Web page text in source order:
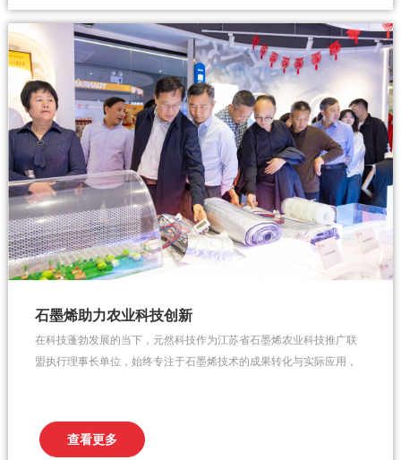
石墨烯助力农业科技创新
在科技蓬勃发展的当下，元然科技作为江苏省石墨烯农业科技推广联
盟执行理事长单位，始终专注于石墨烯技术的成果转化与实际应用，
嘉宾参观元然科技的展厅，共同探讨石墨烯技术在农业领域的创新应
用与发展前景...
查看更多